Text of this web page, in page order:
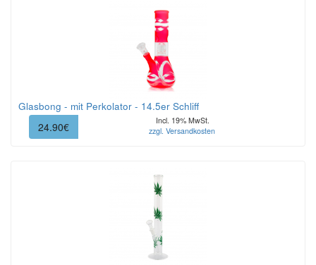
Glasbong - mit Perkolator - 14.5er Schliff
24.90€
Incl. 19% MwSt.
zzgl. Versandkosten